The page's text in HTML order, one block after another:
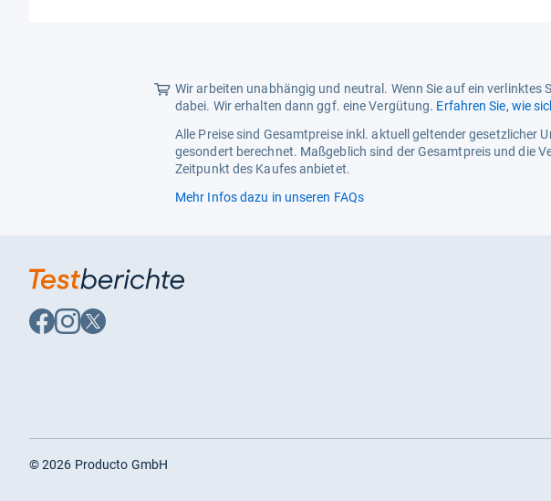
Wir arbeiten unabhängig und neutral. Wenn Sie auf ein verlinktes
dabei. Wir erhalten dann ggf. eine Vergütung. Erfahren Sie, wie
Alle Preise sind Gesamtpreise inkl. aktuell geltender gesetzlicher
gesondert berechnet. Maßgeblich sind der Gesamtpreis und die
Zeitpunkt des Kaufes anbietet.
Mehr Infos dazu in unseren FAQs
Auf
Facebook
Auf
Instagram
Auf
X
©2026 Producto GmbH